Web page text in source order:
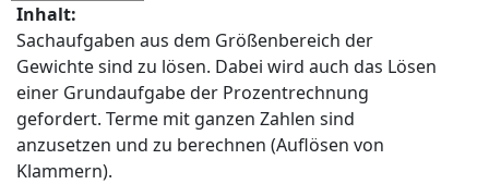
Inhalt:
Sachaufgaben aus dem Größenbereich der
Gewichte sind zu lösen. Dabei wird auch das Lösen
einer Grundaufgabe der Prozentrechnung
gefordert. Terme mit ganzen Zahlen sind
anzusetzen und zu berechnen (Auflösen von
Klammern).